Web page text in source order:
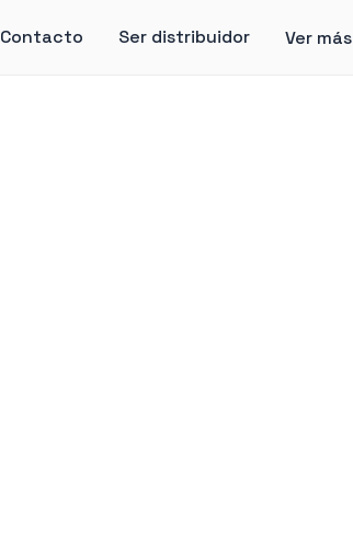
Contacto Ser distribuidor Ver más